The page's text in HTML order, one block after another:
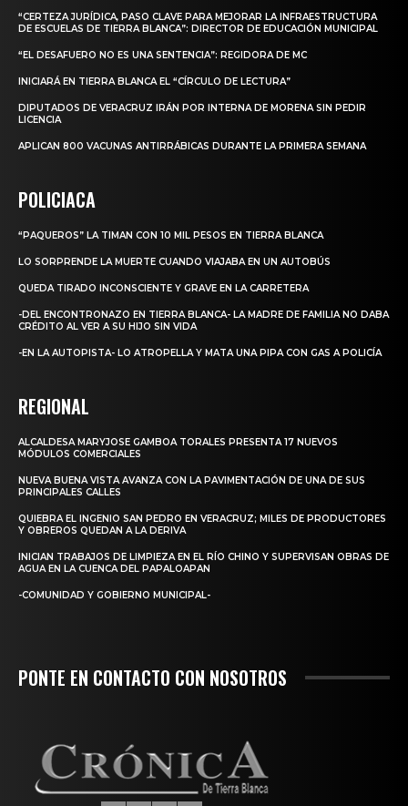
“CERTEZA JURÍDICA, PASO CLAVE PARA MEJORAR LA INFRAESTRUCTURA
DE ESCUELAS DE TIERRA BLANCA”: DIRECTOR DE EDUCACIÓN MUNICIPAL
“EL DESAFUERO NO ES UNA SENTENCIA”: REGIDORA DE MC
INICIARÁ EN TIERRA BLANCA EL “CÍRCULO DE LECTURA”
DIPUTADOS DE VERACRUZ IRÁN POR INTERNA DE MORENA SIN PEDIR
LICENCIA
APLICAN 800 VACUNAS ANTIRRÁBICAS DURANTE LA PRIMERA SEMANA
POLICIACA
“PAQUEROS” LA TIMAN CON 10 MIL PESOS EN TIERRA BLANCA
LO SORPRENDE LA MUERTE CUANDO VIAJABA EN UN AUTOBÚS
QUEDA TIRADO INCONSCIENTE Y GRAVE EN LA CARRETERA
-DEL ENCONTRONAZO EN TIERRA BLANCA- LA MADRE DE FAMILIA NO DABA
CRÉDITO AL VER A SU HIJO SIN VIDA
-EN LA AUTOPISTA- LO ATROPELLA Y MATA UNA PIPA CON GAS A POLICÍA
REGIONAL
ALCALDESA MARYJOSE GAMBOA TORALES PRESENTA 17 NUEVOS
MÓDULOS COMERCIALES
NUEVA BUENA VISTA AVANZA CON LA PAVIMENTACIÓN DE UNA DE SUS
PRINCIPALES CALLES
QUIEBRA EL INGENIO SAN PEDRO EN VERACRUZ; MILES DE PRODUCTORES
Y OBREROS QUEDAN A LA DERIVA
INICIAN TRABAJOS DE LIMPIEZA EN EL RÍO CHINO Y SUPERVISAN OBRAS DE
AGUA EN LA CUENCA DEL PAPALOAPAN
-COMUNIDAD Y GOBIERNO MUNICIPAL-
PONTE EN CONTACTO CON NOSOTROS